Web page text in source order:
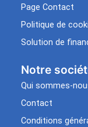
Page Contact
Politique de
Solution de
Notre
Qui sommes-
Contact
Conditions